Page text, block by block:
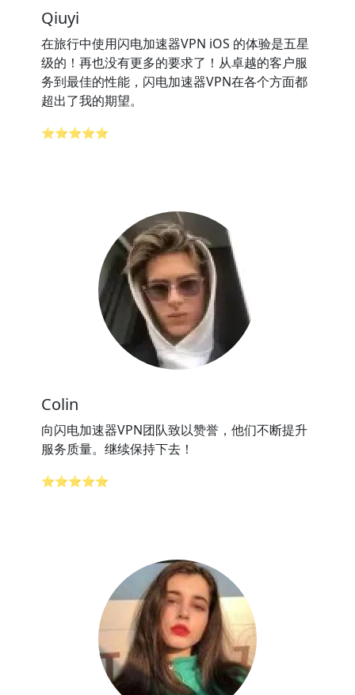
Qiuyi
在旅行中使用闪电加速器VPN iOS 的体验是五星
级的！再也没有更多的要求了！从卓越的客户服
务到最佳的性能，闪电加速器VPN在各个方面都
超出了我的期望。
⭐⭐⭐⭐⭐
Colin
向闪电加速器VPN团队致以赞誉，他们不断提升
服务质量。继续保持下去！
⭐⭐⭐⭐⭐